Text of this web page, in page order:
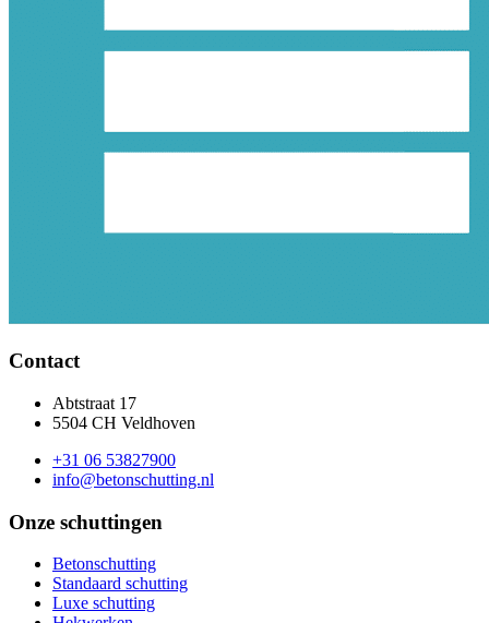
Contact
Abtstraat 17
5504 CH Veldhoven
+31 06 53827900
info@betonschutting.nl
Onze schuttingen
Betonschutting
Standaard schutting
Luxe schutting